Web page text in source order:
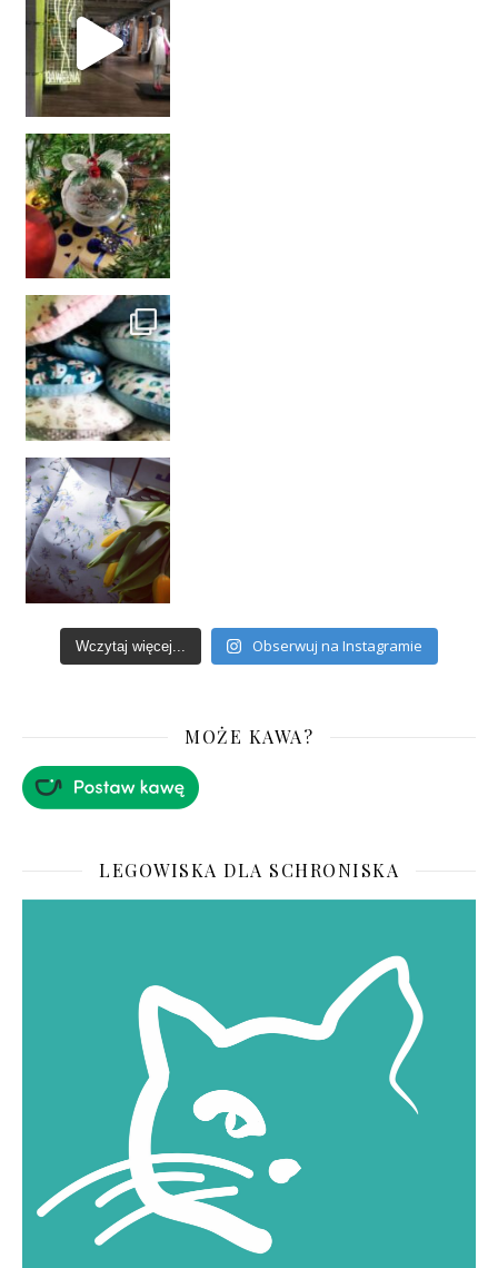
Wczytaj więcej... Obserwuj na Instagramie
MOŻE KAWA?
LEGOWISKA DLA SCHRONISKA